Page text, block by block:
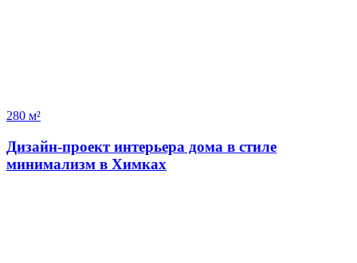
280 м²
Дизайн-проект интерьера дома в стиле
минимализм в Химках